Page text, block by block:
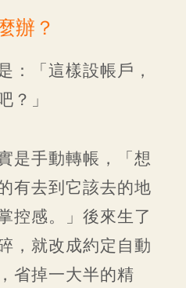
辦？
：「這樣設帳戶，
？」
是手動轉帳，「想
有去到它該去的地
控感。」後來生了
，就改成約定自動
省掉一大半的精